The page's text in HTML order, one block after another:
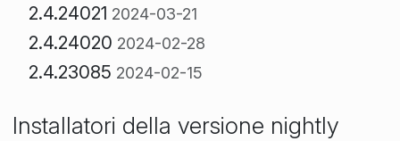
2.4.24021 2024-03-21
2.4.24020 2024-02-28
2.4.23085 2024-02-15
Installatori della versione nightly